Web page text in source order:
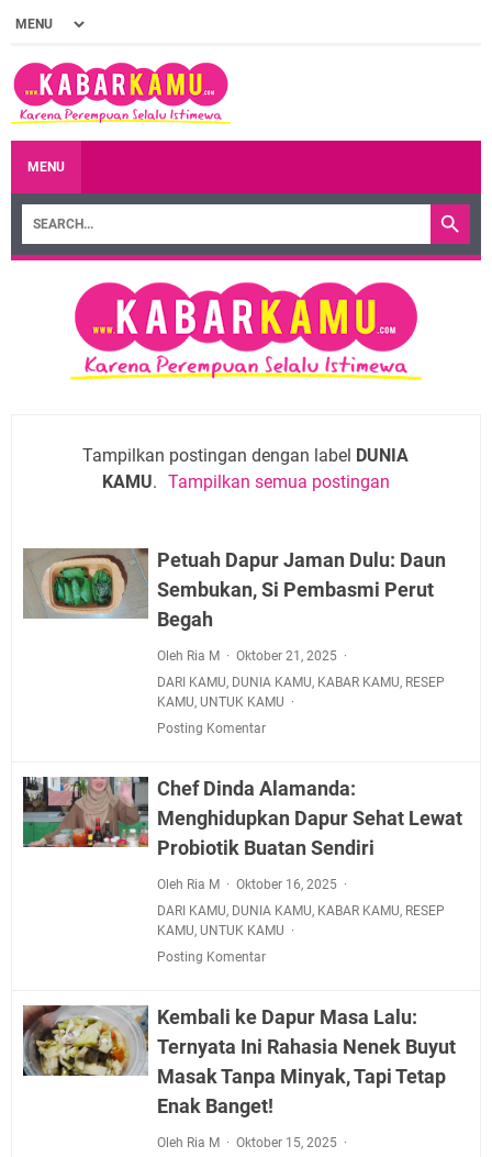
MENU
Tampilkan postingan dengan label DUNIA
KAMU. Tampilkan semua postingan
Petuah Dapur Jaman Dulu: Daun
Sembukan, Si Pembasmi Perut
Begah
Oleh Ria M
Oktober 21, 2025
DARI KAMU, DUNIA KAMU, KABAR KAMU, RESEP
KAMU, UNTUK KAMU
Posting Komentar
Chef Dinda Alamanda:
Menghidupkan Dapur Sehat Lewat
Probiotik Buatan Sendiri
Oleh Ria M
Oktober 16, 2025
DARI KAMU, DUNIA KAMU, KABAR KAMU, RESEP
KAMU, UNTUK KAMU
Posting Komentar
Kembali ke Dapur Masa Lalu:
Ternyata Ini Rahasia Nenek Buyut
Masak Tanpa Minyak, Tapi Tetap
Enak Banget!
Oleh Ria M
Oktober 15, 2025